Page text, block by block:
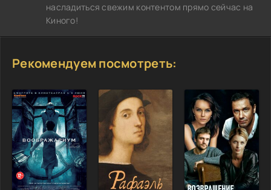
насладиться свежим контентом прямо сейчас на
Киного!
Рекомендуем посмотреть: